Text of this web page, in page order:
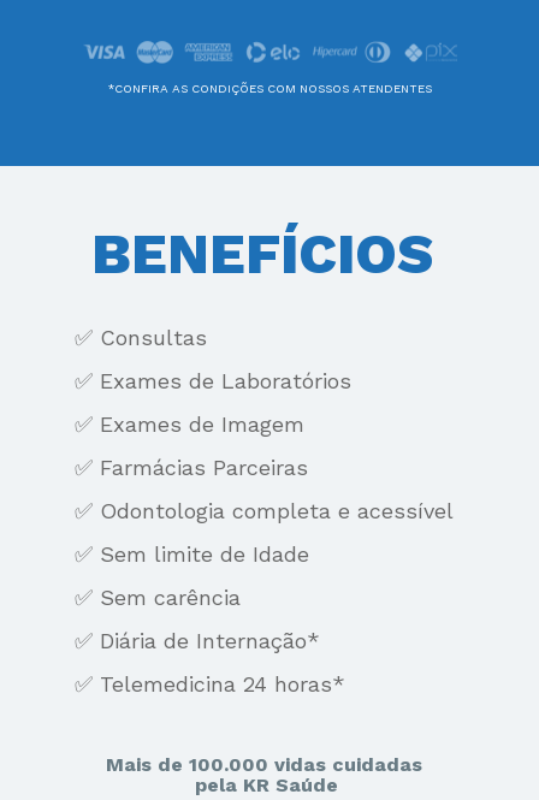
*CONFIRA AS CONDIÇÕES COM NOSSOS ATENDENTES
BENEFÍCIOS
✅ Consultas
✅ Exames de Laboratórios
✅ Exames de Imagem
✅ Farmácias Parceiras
✅ Odontologia completa e acessível
✅ Sem limite de Idade
✅ Sem carência
✅ Diária de Internação*
✅ Telemedicina 24 horas*
Mais de 100.000 vidas cuidadas
pela KR Saúde